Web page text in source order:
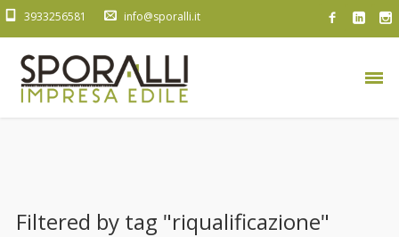
3933256581 info@sporalli.it
Filtered by tag "riqualificazione"